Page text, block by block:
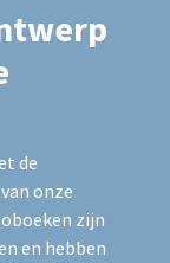
de
onze
zijn
en hebben